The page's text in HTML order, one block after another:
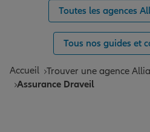
Toutes les agences
Tous nos guides et
Accueil Trouver une agence
Assurance Draveil